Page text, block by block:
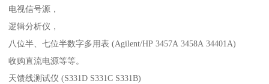
电视信号源，
逻辑分析仪，
八位半、七位半数字多用表 (Agilent/HP 3457A 3458A 34401A)
收购直流电源等等。
天馈线测试仪 (S331D S331C S331B)